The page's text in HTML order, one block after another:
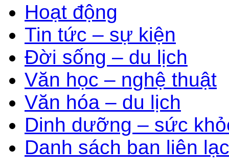
Hoạt động
Tin tức – sự kiện
Đời sống – du lịch
Văn học – nghệ thuật
Văn hóa – du lịch
Dinh dưỡng – sức
Danh sách ban liên lạc